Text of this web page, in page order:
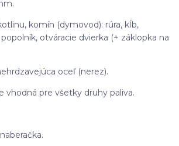
komín (dymovod): rúra, kĺb,
otváracie dvierka (+ záklopka na
oceľ (nerez).
vhodná pre všetky druhy paliva.